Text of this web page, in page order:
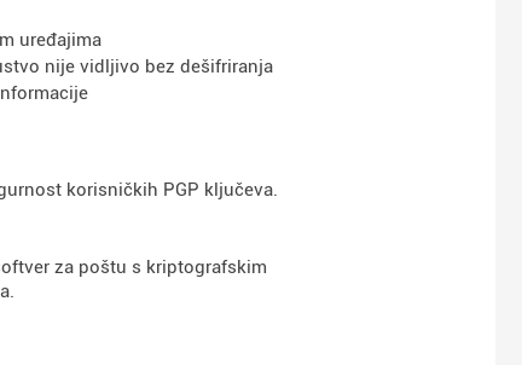
uređajima
nije vidljivo bez dešifriranja
korisničkih PGP ključeva.
za poštu s kriptografskim